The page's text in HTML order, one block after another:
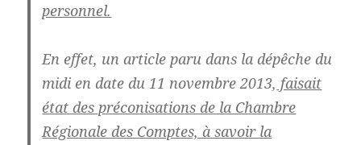
personnel.
En effet, un article paru dans la dépêche du
midi en date du 11 novembre 2013, faisait
état des préconisations de la Chambre
Régionale des Comptes, à savoir la